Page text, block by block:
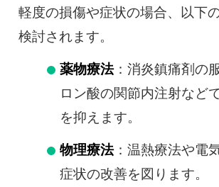
軽度の損傷や症状の場合、以下
検討されます。
薬物療法：消炎鎮痛剤の
ロン酸の関節内注射など
を抑えます。
物理療法：温熱療法や電
症状の改善を図ります。